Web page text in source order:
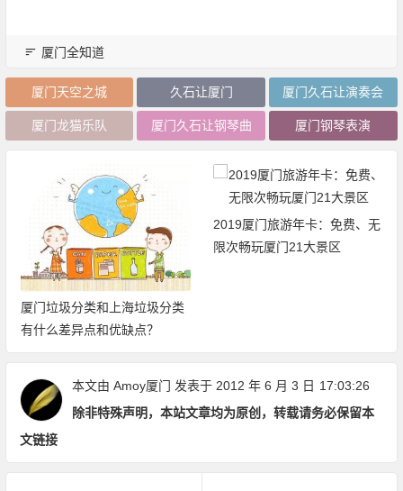
厦门全知道
厦门天空之城 久石让厦门 厦门久石让演奏会
厦门龙猫乐队 厦门久石让钢琴曲 厦门钢琴表演
厦门垃圾分类和上海垃圾分类
有什么差异点和优缺点？
2019厦门旅游年卡：免费、无
限次畅玩厦门21大景区
本文由 Amoy厦门 发表于 2012 年 6 月 3 日 17:03:26
除非特殊声明，本站文章均为原创，转载请务必保留本
文链接